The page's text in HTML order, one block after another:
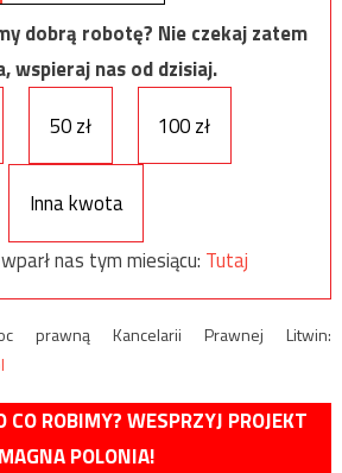
dobrą robotę? Nie czekaj zatem
wspieraj nas od dzisiaj.
50 zł 100 zł
Inna kwota
nas tym miesiącu: Tutaj
prawną Kancelarii Prawnej Litwin:
CO ROBIMY? WESPRZYJ PROJEKT
MAGNA POLONIA!